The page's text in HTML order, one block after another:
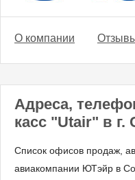
О компании
Адреса,
касс "Utair" в г.
Список офисов продаж,
авиакомпании ЮТэйр в